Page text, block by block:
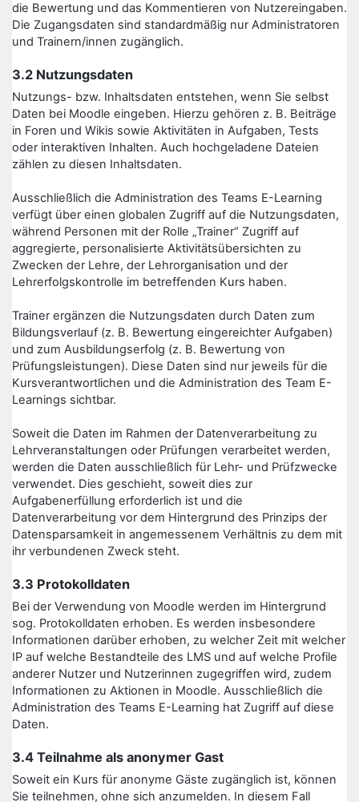
die Bewertung und das Kommentieren von Nutzereingaben.
Die Zugangsdaten sind standardmäßig nur Administratoren
und Trainern/innen zugänglich.
3.2 Nutzungsdaten
Nutzungs- bzw. Inhaltsdaten entstehen, wenn Sie selbst
Daten bei Moodle eingeben. Hierzu gehören z. B. Beiträge
in Foren und Wikis sowie Aktivitäten in Aufgaben, Tests
oder interaktiven Inhalten. Auch hochgeladene Dateien
zählen zu diesen Inhaltsdaten.
Ausschließlich die Administration des Teams E-Learning
verfügt über einen globalen Zugriff auf die Nutzungsdaten,
während Personen mit der Rolle „Trainer“ Zugriff auf
aggregierte, personalisierte Aktivitätsübersichten zu
Zwecken der Lehre, der Lehrorganisation und der
Lehrerfolgskontrolle im betreffenden Kurs haben.
Trainer ergänzen die Nutzungsdaten durch Daten zum
Bildungsverlauf (z. B. Bewertung eingereichter Aufgaben)
und zum Ausbildungserfolg (z. B. Bewertung von
Prüfungsleistungen). Diese Daten sind nur jeweils für die
Kursverantwortlichen und die Administration des Team E-
Learnings sichtbar.
Soweit die Daten im Rahmen der Datenverarbeitung zu
Lehrveranstaltungen oder Prüfungen verarbeitet werden,
werden die Daten ausschließlich für Lehr- und Prüfzwecke
verwendet. Dies geschieht, soweit dies zur
Aufgabenerfüllung erforderlich ist und die
Datenverarbeitung vor dem Hintergrund des Prinzips der
Datensparsamkeit in angemessenem Verhältnis zu dem mit
ihr verbundenen Zweck steht.
3.3 Protokolldaten
Bei der Verwendung von Moodle werden im Hintergrund
sog. Protokolldaten erhoben. Es werden insbesondere
Informationen darüber erhoben, zu welcher Zeit mit welcher
IP auf welche Bestandteile des LMS und auf welche Profile
anderer Nutzer und Nutzerinnen zugegriffen wird, zudem
Informationen zu Aktionen in Moodle. Ausschließlich die
Administration des Teams E-Learning hat Zugriff auf diese
Daten.
3.4 Teilnahme als anonymer Gast
Soweit ein Kurs für anonyme Gäste zugänglich ist, können
Sie teilnehmen, ohne sich anzumelden. In diesem Fall